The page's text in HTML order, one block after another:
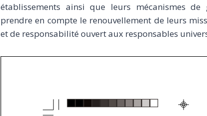
établissements ainsi que leurs mécanismes
prendre en compte le renouvellement de leurs
et de responsabilité ouvert aux responsables